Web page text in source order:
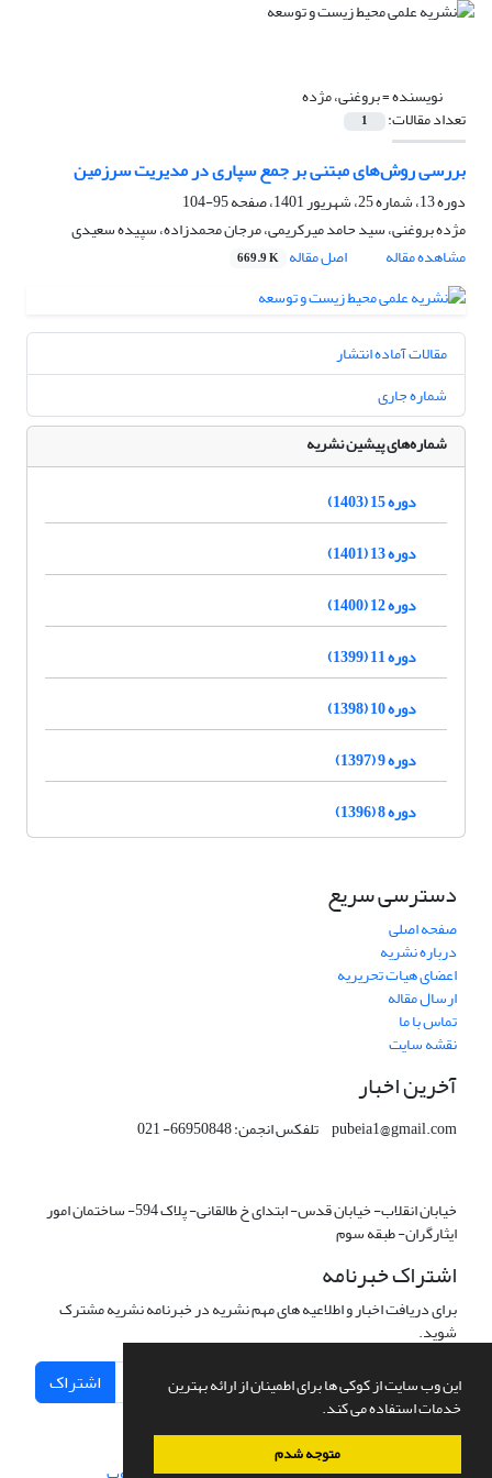
این وب سایت از کوکی ها برای اطمینان از ارائه بهترین
خدمات استفاده می کند.
متوجه شدم
نویسنده =بروغنی، مژده
تعداد مقالات: 1
بررسی روش‌های مبتنی بر جمع سپاری در مدیریت سرزمین
دوره 13، شماره 25، شهریور 1401، صفحه
95-104
مژده بروغنی، سید حامد میرکریمی، مرجان محمدزاده، سپیده سعیدی
مشاهده مقاله
اصل مقاله 669.9 K
مقالات آماده انتشار
شماره جاری
شماره‌های پیشین نشریه
دوره 15 (1403)
دوره 13 (1401)
دوره 12 (1400)
دوره 11 (1399)
دوره 10 (1398)
دوره 9 (1397)
دوره 8 (1396)
دسترسی سریع
صفحه اصلی
درباره نشریه
اعضای هیات تحریریه
ارسال مقاله
تماس با ما
نقشه سایت
آخرین اخبار
pubeia1@gmail.com تلفکس انجمن: 66950848- 021
خیابان انقلاب- خیابان قدس- ابتدای خ طالقانی- پلاک 594- ساختمان امور
ایثارگران- طبقه سوم
اشتراک خبرنامه
برای دریافت اخبار و اطلاعیه های مهم نشریه در خبرنامه نشریه مشترک
شوید.
اشتراک